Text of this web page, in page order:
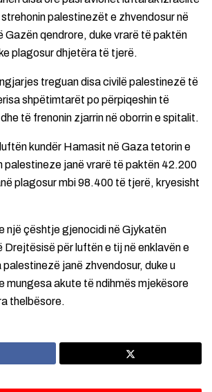
palestinezët e zhvendosur në
Gazën qendrore, duke vrarë të paktën
plagosur dhjetëra të tjerë.
treguan disa civilë palestinezë të
shpëtimtarët po përpiqeshin të
të frenonin zjarrin në oborrin e spitalit.
kundër Hamasit në Gaza tetorin e
palestineze janë vrarë të paktën 42.200
plagosur mbi 98.400 të tjerë, kryesisht
një çështje gjenocidi në Gjykatën
Drejtësisë për luftën e tij në enklavën e
palestinezë janë zhvendosur, duke u
mungesa akute të ndihmës mjekësore
thelbësore.